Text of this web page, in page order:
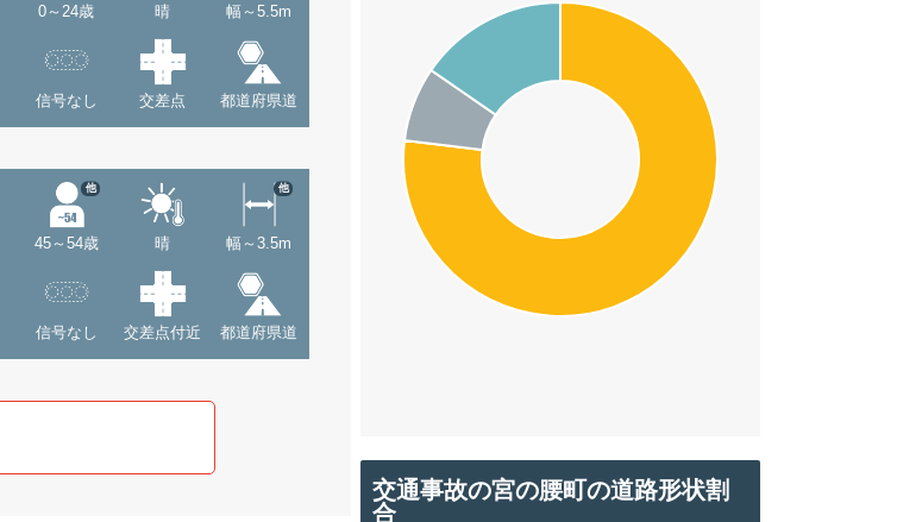
0～24歳 晴 幅～5.5m
信号なし 交差点 都道府県道
45～54歳
他
晴 幅～3.5m
他
信号なし 交差点付近 都道府県道
交通事故の宮の腰町の道路形状割
合